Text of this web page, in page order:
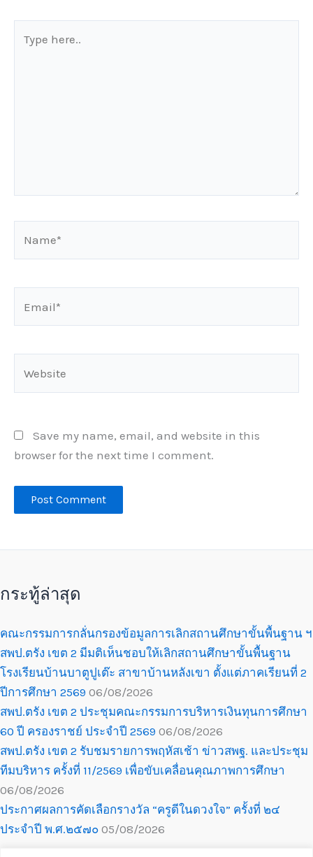
here..
Save my name, email, and website in this
browser for the next time I comment.
กระทู้ล่าสุด
คณะกรรมการกลั่นกรองข้อมูลการเลิกสถานศึกษาขั้นพื้นฐาน ฯ
สพป.ตรัง เขต 2 มีมติเห็นชอบให้เลิกสถานศึกษาขั้นพื้นฐาน
โรงเรียนบ้านบาตูปูเต๊ะ สาขาบ้านหลังเขา ตั้งแต่ภาคเรียนที่ 2
ปีการศึกษา 2569 06/08/2026
สพป.ตรัง เขต 2 ประชุมคณะกรรมการบริหารเงินทุนการศึกษา
60 ปี ครองราชย์ ประจำปี 2569 06/08/2026
สพป.ตรัง เขต 2 รับชมรายการพฤหัสเช้า ข่าวสพฐ. และประชุม
ทีมบริหาร ครั้งที่ 11/2569 เพื่อขับเคลื่อนคุณภาพการศึกษา
06/08/2026
ประกาศผลการคัดเลือกรางวัล “ครูดีในดวงใจ” ครั้งที่ ๒๔
ประจำปี พ.ศ.๒๕๗๐ 05/08/2026